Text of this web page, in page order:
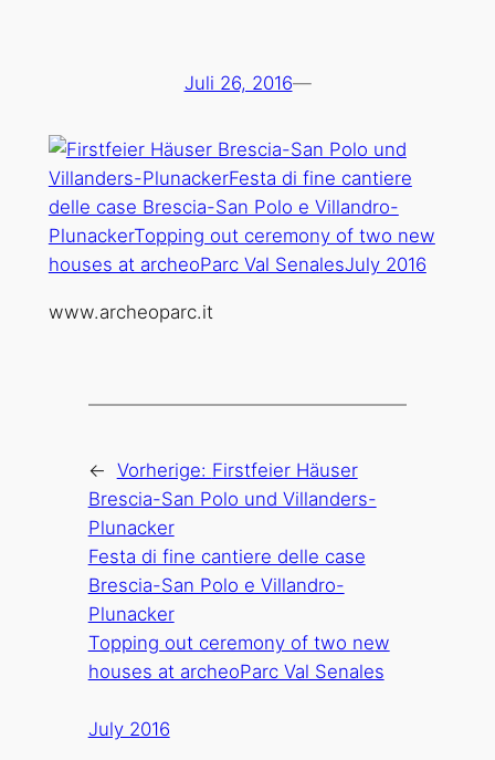
Juli 26, 2016—
www.archeoparc.it
← Vorherige: Firstfeier Häuser
Brescia-San Polo und Villanders-
Plunacker
Festa di fine cantiere delle case
Brescia-San Polo e Villandro-
Plunacker
Topping out ceremony of two new
houses at archeoParc Val Senales
July 2016